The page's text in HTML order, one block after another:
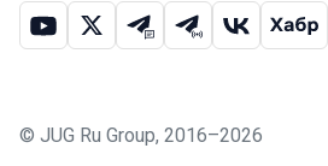
ЮтубИкс Телеграм-чат
Телеграм-канал
ВКонтакте
Хабр
© JUG Ru Group, 2016–2026